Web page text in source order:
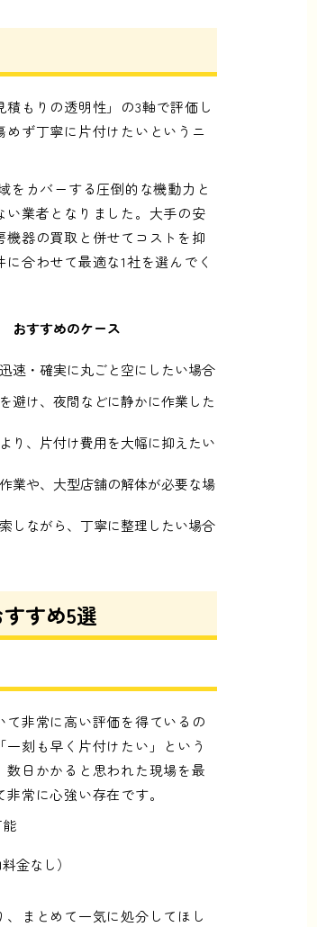
もりの透明性」の3軸で評価し
ず丁寧に片付けたいというニ
をカバーする圧倒的な機動力と
業者となりました。大手の安
機器の買取と併せてコストを抑
合わせて最適な1社を選んでく
おすすめのケース
速・確実に丸ごと空にしたい場合
避け、夜間などに静かに作業した
り、片付け費用を大幅に抑えたい
業や、大型店舗の解体が必要な場
しながら、丁寧に整理したい場合
すめ5選
非常に高い評価を得ているの
刻も早く片付けたい」という
日かかると思われた現場を最
常に心強い存在です。
金なし）
、まとめて一気に処分してほし